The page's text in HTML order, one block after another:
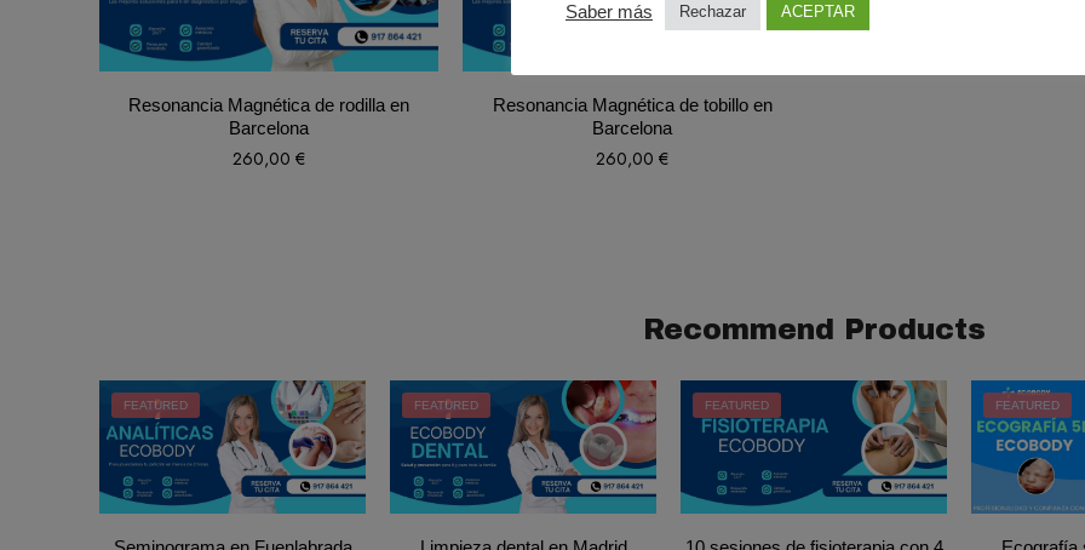
Resonancia Magnética de rodilla en
Barcelona
260,00 €
Resonancia Magnética de tobillo en
Barcelona
260,00 €
Recommend Products
FEATURED FEATURED FEATURED FEATURED
Saber más Rechazar ACEPTAR